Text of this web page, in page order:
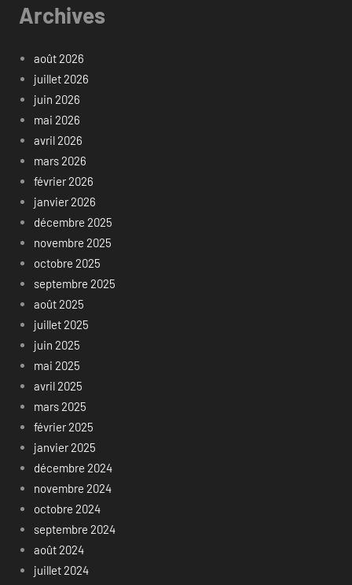
Archives
août 2026
juillet 2026
juin 2026
mai 2026
avril 2026
mars 2026
février 2026
janvier 2026
décembre 2025
novembre 2025
octobre 2025
septembre 2025
août 2025
juillet 2025
juin 2025
mai 2025
avril 2025
mars 2025
février 2025
janvier 2025
décembre 2024
novembre 2024
octobre 2024
septembre 2024
août 2024
juillet 2024